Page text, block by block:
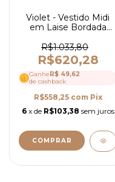
Violet - Vestido Midi
em Laise Bordada
R$1.033,80
R$620,28
Ganhe R$ 49,62
de cashback
R$558,25 com Pix
6 x de R$103,38 sem juros
COMPRAR